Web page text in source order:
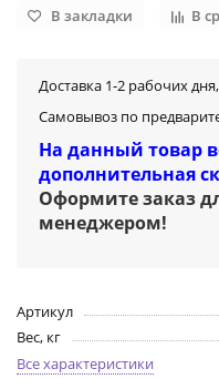
В закладки В
Доставка 1-2 рабочих
Самовывоз по
На данный товар
дополнительная
Оформите заказ
менеджером!
Артикул
Вес, кг
Все характеристики